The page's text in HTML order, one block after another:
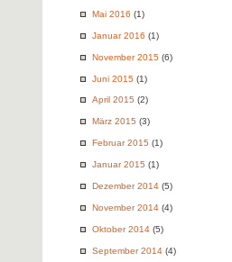
Mai 2016 (1)
Januar 2016 (1)
November 2015 (6)
Juni 2015 (1)
April 2015 (2)
März 2015 (3)
Februar 2015 (1)
Januar 2015 (1)
Dezember 2014 (5)
November 2014 (4)
Oktober 2014 (5)
September 2014 (4)